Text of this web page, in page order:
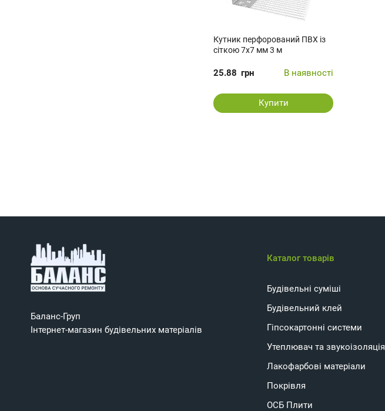
Кутник перфорований ПВХ із
сіткою 7х7 мм 3 м
25.88 грн В наявності
Купити
Баланс-Груп
Інтернет-магазин будівельних матеріалів
Каталог товарів
Будівельні суміші
Будівельний клей
Гіпсокартонні системи
Утеплювач та звукоізоляція
Лакофарбові матеріали
Покрівля
ОСБ Плити